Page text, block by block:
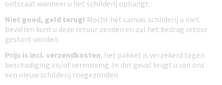
ontstaat wanneer u het schilderij ophangt.
Niet goed, geld terug! Mocht het canvas schilderij u niet
bevallen kunt u deze retour zenden en zal het bedrag retour
gestort worden.
Prijs is incl. verzendkosten, het pakket is verzekerd tegen
beschadiging en/of vermissing. In dat geval krijgt u van ons
een nieuw schilderij toegezonden.